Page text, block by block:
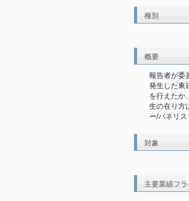
種別
概要
報告者が委
発生した東
を行えたか
生の在り方
ー/パネリス
対象
主要業績フ